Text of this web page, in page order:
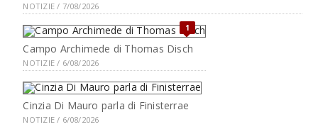
NOTIZIE / 7/08/2026
1
Campo Archimede di Thomas Disch
NOTIZIE / 6/08/2026
Cinzia Di Mauro parla di Finisterrae
NOTIZIE / 6/08/2026